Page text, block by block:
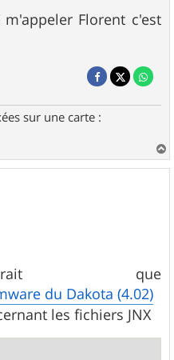
Florent c'est
sur une carte :
a
u
que
du Dakota (4.02)
les fichiers JNX